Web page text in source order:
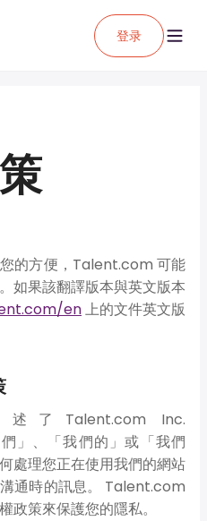
登录
的方便，Talent.com 可能
如果該翻譯版本與英文版本
en上的文件英文版
了Talent.com Inc.
」、「我們的」或「我們
處理您正在使用我們的網站
通時的訊息。 Talent.com
政策來保護您的隱私。